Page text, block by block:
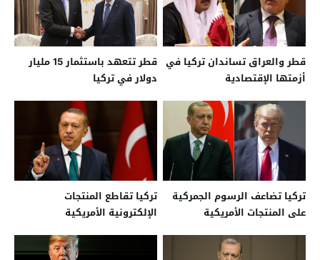
قطر والعراق تساندان تركيا في
أزمتها الإقتصادية
قطر تتعهد باستثمار 15 مليار
دولار في تركيا
تركيا تضاعف الرسوم الجمركية
على المنتجات الأمريكية
تركيا تقاطع المنتجات
الإلكترونية الأمريكية